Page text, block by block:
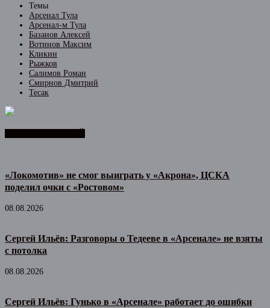
Темы
Арсенал Тула
Арсенал-м Тула
Базанов Алексей
Вотинов Максим
Кликин
Рыжков
Салимов Роман
Смирнов Дмитрий
Тесак
«Локомотив» не смог выиграть у «Акрона», ЦСКА
поделил очки с «Ростовом»
08.08.2026
Сергей Ильёв: Разговоры о Тедееве в «Арсенале» не взяты
с потолка
08.08.2026
Сергей Ильёв: Гунько в «Арсенале» работает до ошибки